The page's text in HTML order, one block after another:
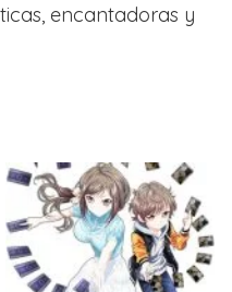
encantadoras y